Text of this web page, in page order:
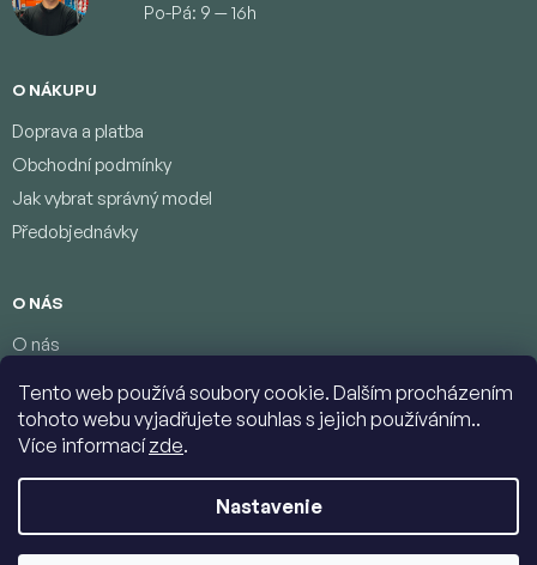
Tento web používá soubory cookie. Dalším procházením
tohoto webu vyjadřujete souhlas s jejich používáním..
Více informacízde.
Nastavenie
Po-Pá: 9 — 16h
O NÁKUPU
Doprava a platba
Obchodní podmínky
Jak vybrat správný model
Předobjednávky
O NÁS
O nás
Podmínky ochrany osobních údajů
Kontakty
Copyright 2026Jumbolino-model.com. Všetky práva vyhradené.